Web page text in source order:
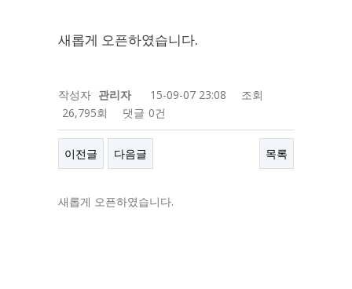
새롭게 오픈하였습니다.
작성자 관리자 15-09-07 23:08
조회
26,795회
댓글 0건
이전글 다음글 목록
새롭게 오픈하였습니다.